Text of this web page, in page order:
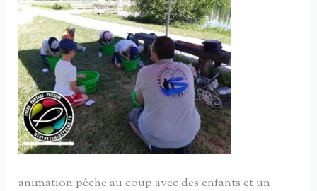
animation pêche au coup avec des enfants et un